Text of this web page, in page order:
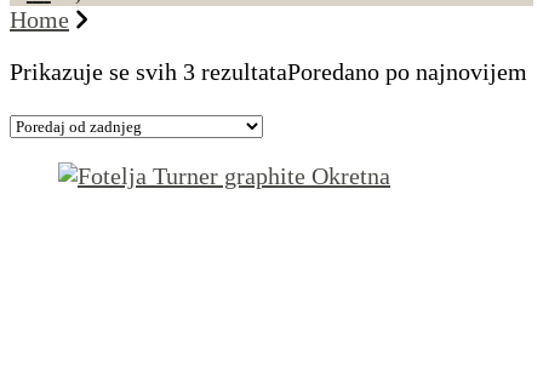
Home
Prikazuje se svih 3 rezultataPoredano po najnovijem